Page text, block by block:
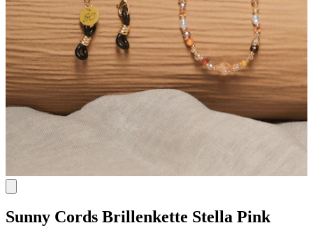
Sunny Cords Brillenkette Stella Pink